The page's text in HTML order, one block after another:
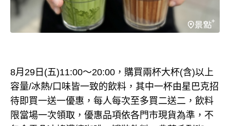
8月29日(五)11:00～20:00，購買兩杯大杯(含)以上
容量/冰熱/口味皆一致的飲料，其中一杯由星巴克招
待即買一送一優惠，每人每次至多買二送二，飲料
限當場一次領取，優惠品項依各門市現貨為準，不